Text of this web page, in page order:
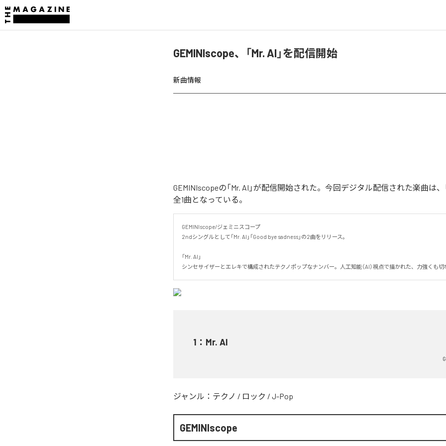
GEMINIscope、「Mr. AI」を配信開始
新曲情報
GEMINIscopeの「Mr. AI」が配信開始された。今回デジタル配信された楽曲は、
全1曲となっている。
GEMINIscope/ジェミニスコープ
2ndシングルとして「Mr. AI」「Good bye sadness」の2曲をリリース。
「Mr. AI」
シンセサイザーとエレキで構成されたテクノポップなナンバー。人工知能（AI）視点で描かれた、力強くも切
1 ： Mr. AI
ジャンル： テクノ / ロック / J-Pop
GEMINIscope